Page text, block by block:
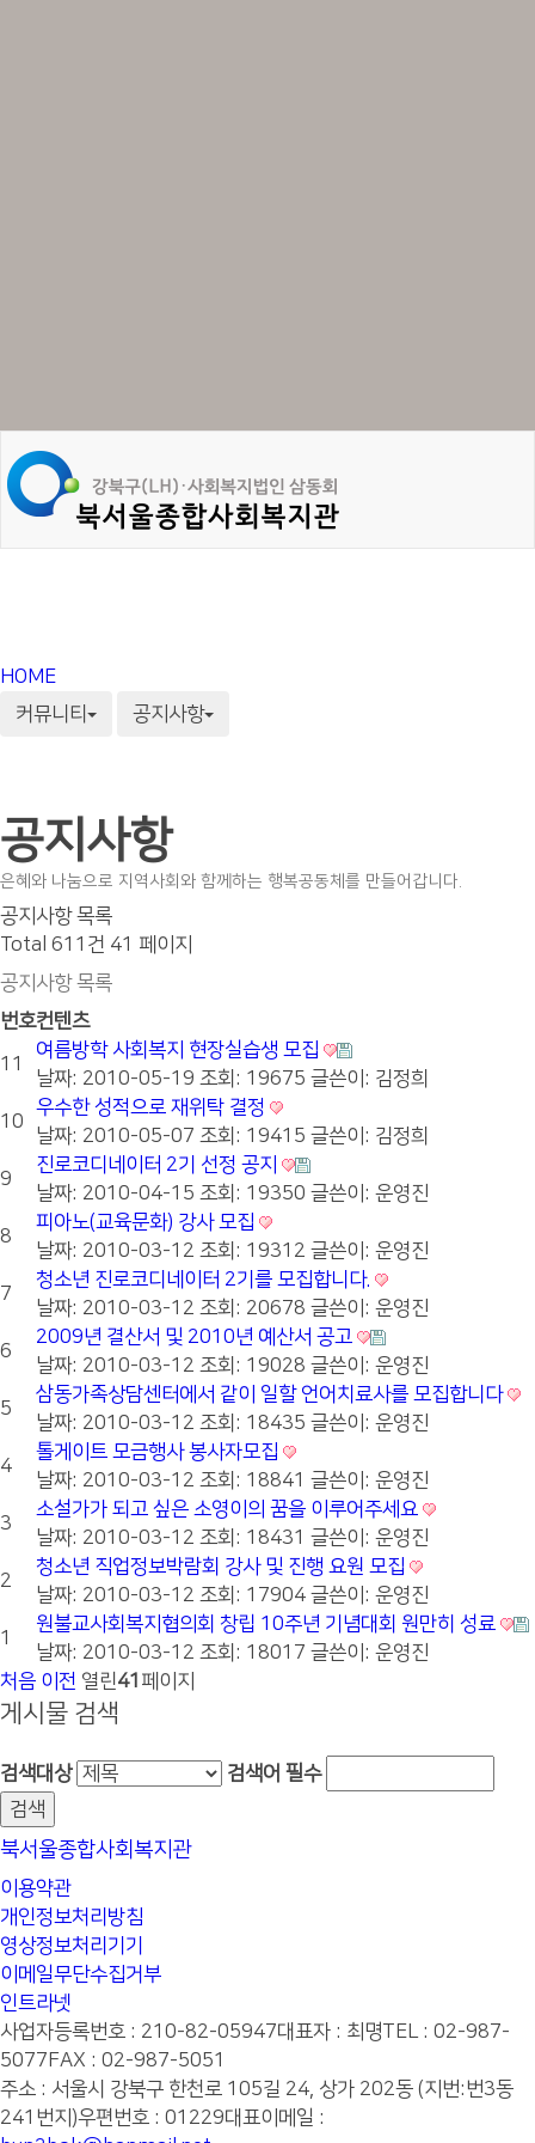
HOME
커뮤니티
공지사항
공지사항
은혜와 나눔으로 지역사회와 함께하는 행복공동체를 만들어갑니다.
공지사항 목록
Total 611건 41 페이지
공지사항 목록
번호컨텐츠
11
여름방학 사회복지 현장실습생 모집
날짜: 2010-05-19 조회: 19675 글쓴이: 김정희
10
우수한 성적으로 재위탁 결정
날짜: 2010-05-07 조회: 19415 글쓴이: 김정희
9
진로코디네이터 2기 선정 공지
날짜: 2010-04-15 조회: 19350 글쓴이: 운영진
8
피아노(교육문화) 강사 모집
날짜: 2010-03-12 조회: 19312 글쓴이: 운영진
7
청소년 진로코디네이터 2기를 모집합니다.
날짜: 2010-03-12 조회: 20678 글쓴이: 운영진
6
2009년 결산서 및 2010년 예산서 공고
날짜: 2010-03-12 조회: 19028 글쓴이: 운영진
5
삼동가족상담센터에서 같이 일할 언어치료사를 모집합니다
날짜: 2010-03-12 조회: 18435 글쓴이: 운영진
4
톨게이트 모금행사 봉사자모집
날짜: 2010-03-12 조회: 18841 글쓴이: 운영진
3
소설가가 되고 싶은 소영이의 꿈을 이루어주세요
날짜: 2010-03-12 조회: 18431 글쓴이: 운영진
2
청소년 직업정보박람회 강사 및 진행 요원 모집
날짜: 2010-03-12 조회: 17904 글쓴이: 운영진
1
원불교사회복지협의회 창립 10주년 기념대회 원만히 성료
날짜: 2010-03-12 조회: 18017 글쓴이: 운영진
처음 이전 열린41 페이지
게시물 검색
검색대상 검색어 필수
북서울종합사회복지관
이용약관
개인정보처리방침
영상정보처리기기
이메일무단수집거부
인트라넷
사업자등록번호 : 210-82-05947대표자 : 최명TEL : 02-987-
5077 FAX : 02-987-5051
주소 : 서울시 강북구 한천로 105길 24, 상가 202동 (지번:번3동
241번지)우편번호 : 01229대표이메일 :